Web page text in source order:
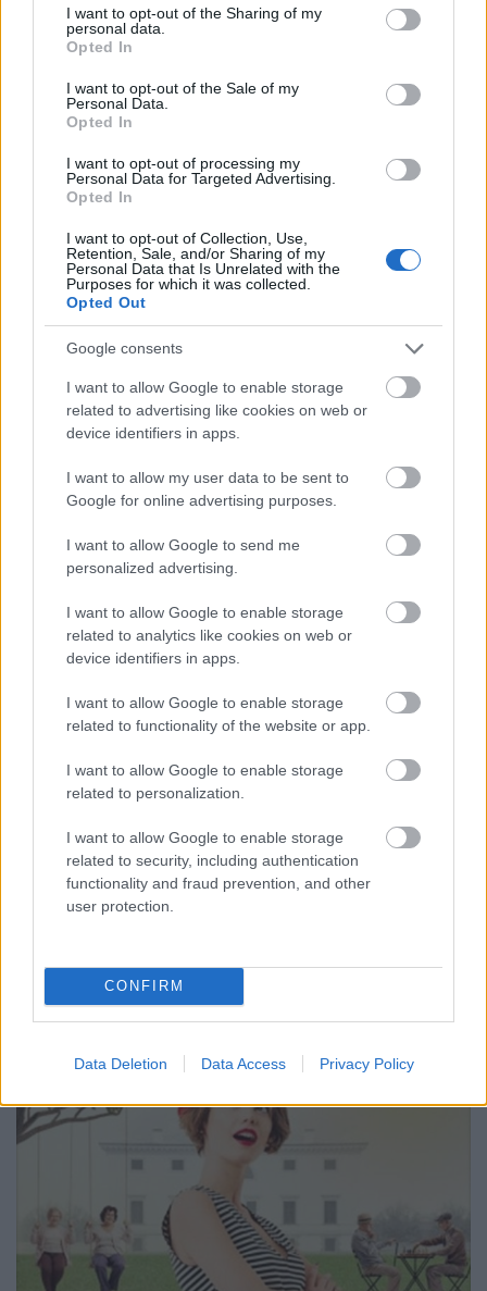
not limited to your visit or usage behaviour. You may click to
grant or deny consent to Google and its third-party tags to
use your data for below specified purposes in below Google
consent section.
I want to opt-out of the Sharing of my
personal data.
Opted In
I want to opt-out of the Sale of my
Personal Data.
Opted In
I want to opt-out of processing my
Personal Data for Targeted Advertising.
Opted In
I want to opt-out of Collection, Use,
Retention, Sale, and/or Sharing of my
Personal Data that Is Unrelated with the
Purposes for which it was collected.
Opted Out
Google consents
I want to allow Google to enable storage
related to advertising like cookies on web or
device identifiers in apps.
I want to allow my user data to be sent to
Google for online advertising purposes.
I want to allow Google to send me
personalized advertising.
I want to allow Google to enable storage
related to analytics like cookies on web or
device identifiers in apps.
I want to allow Google to enable storage
related to functionality of the website or app.
I want to allow Google to enable storage
related to personalization.
I want to allow Google to enable storage
related to security, including authentication
functionality and fraud prevention, and other
user protection.
CONFIRM
Data Deletion Data Access Privacy Policy
Könyvajánló - Isabelle Broom: Ezer ​csillag közül
2020. május 18.
Időnként ki kell törni a komfortzónából és valami
olyat olvasni, amit messzire elkerülnénk a
Broom Ezer csillag közül te című első magyar
nyelven megjelent regénye. A főszereplő, Alice és
Kutatás az ébrenlétben
Könyvajánló - Tóth Edu: Kutatás az
ébrenlétben - Kedvenceim az „A” oldalról
2020. május 16.
fokon égő gyermeki lélek rajza, patológiája, a
popkultúra sokféle árnyalata és a bányászököl
keménységű baranyai valóság keveredik Woody
Allen és Nick Hornby hangjával." - Bödőcs Tibor A
megörvendeztette a humor…